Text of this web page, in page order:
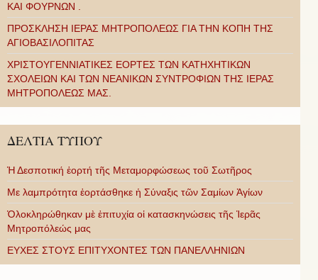
ΚΑΙ ΦΟΥΡΝΩΝ .
ΠΡΟΣΚΛΗΣΗ ΙΕΡΑΣ ΜΗΤΡΟΠΟΛΕΩΣ ΓΙΑ ΤΗΝ ΚΟΠΗ ΤΗΣ
ΑΓΙΟΒΑΣΙΛΟΠΙΤΑΣ
ΧΡΙΣΤΟΥΓΕΝΝΙΑΤΙΚΕΣ ΕΟΡΤΕΣ ΤΩΝ ΚΑΤΗΧΗΤΙΚΩΝ
ΣΧΟΛΕΙΩΝ ΚΑΙ ΤΩΝ ΝΕΑΝΙΚΩΝ ΣΥΝΤΡΟΦΙΩΝ ΤΗΣ ΙΕΡΑΣ
ΜΗΤΡΟΠΟΛΕΩΣ ΜΑΣ.
ΔΕΛΤΙΑ ΤΥΠΟΥ
Ἡ Δεσποτική ἑορτή τῆς Μεταμορφώσεως τοῦ Σωτῆρος
Με λαμπρότητα ἑορτάσθηκε ἡ Σύναξις τῶν Σαμίων Ἁγίων
Ὁλοκληρώθηκαν μὲ ἐπιτυχία οἱ κατασκηνώσεις τῆς Ἱερᾶς
Μητροπόλεώς μας
ΕΥΧΕΣ ΣΤΟΥΣ ΕΠΙΤΥΧΟΝΤΕΣ ΤΩΝ ΠΑΝΕΛΛΗΝΙΩΝ